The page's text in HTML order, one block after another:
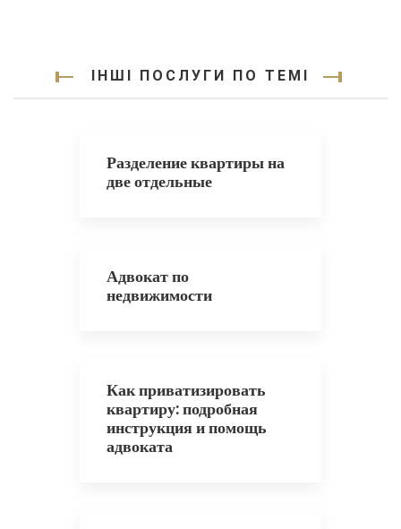
ІНШІ ПОСЛУГИ ПО ТЕМІ
Разделение квартиры на
две отдельные
Адвокат по
недвижимости
Как приватизировать
квартиру: подробная
инструкция и помощь
адвоката